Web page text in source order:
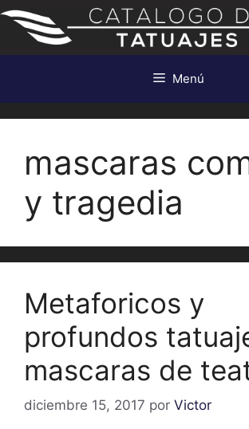
Saltar
contenido
Menú
mascaras
y tragedia
Metaforicos y
profundos
mascaras de
diciembre 15, 2017 por Victor